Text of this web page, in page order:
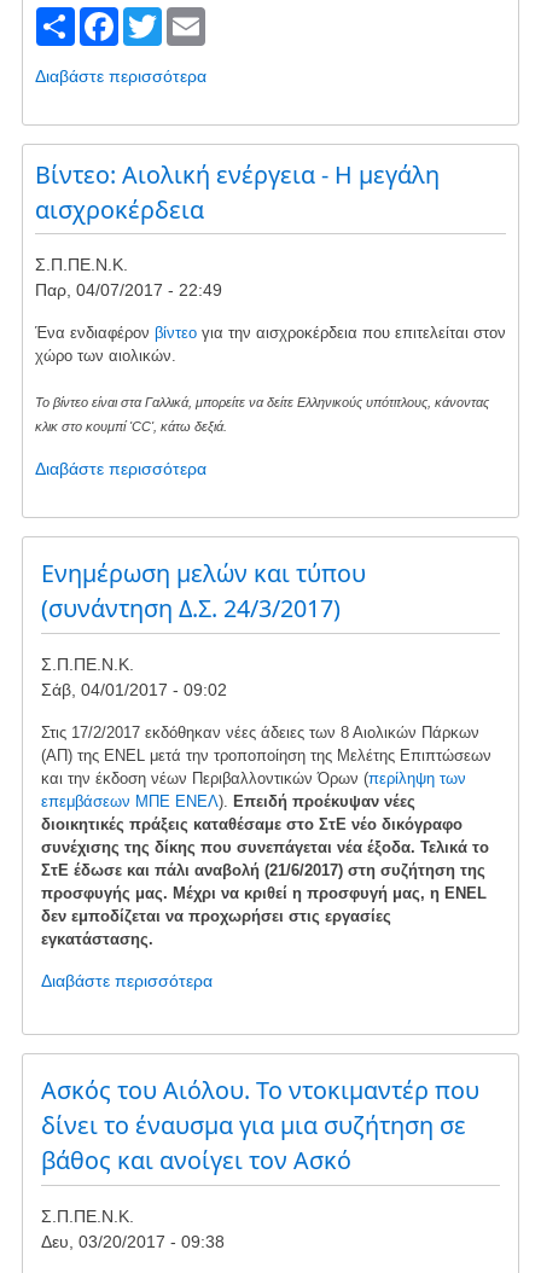
την
αιολικών
S
h
e
F
a
c
e
b
o
o
k
T
wi
er
E
m
Διαβάστε περισσότεραγια
Μία
για
Βίντεο: Αιολική ενέργεια - Η μεγάλη
αισχροκέρδεια
Σ.Π.ΠΕ.Ν.Κ.
Παρ, 04/07/2017 - 22:49
Ένα ενδιαφέρον βίντεογια την αισχροκέρδεια που επιτελείται στον
χώρο των αιολικών.
Το βίντεο είναι στα Γαλλικά, μπορείτε να δείτε Ελληνικούς υπότιτλους, κάνοντας
κλικ στο κουμπί 'CC', κάτω δεξιά.
Διαβάστε περισσότεραγια
Βίντεο:
ενέργεια
-
Η
Ενημέρωση μελών και τύπου
(συνάντηση Δ.Σ. 24/3/2017)
Σ.Π.ΠΕ.Ν.Κ.
Σάβ, 04/01/2017 - 09:02
Στις 17/2/2017 εκδόθηκαν νέες άδειες των 8 Αιολικών Πάρκων
(ΑΠ) της ΕΝΕL μετά την τροποποίηση της Μελέτης Επιπτώσεων
και την έκδοση νέων Περιβαλλοντικών Όρων (περίληψη των
επεμβάσεων ΜΠΕ ΕΝΕΛ). Επειδή προέκυψαν νέες
διοικητικές πράξεις καταθέσαμε στο ΣτΕ νέο δικόγραφο
συνέχισης της δίκης που συνεπάγεται νέα έξοδα. Τελικά το
ΣτΕ έδωσε και πάλι αναβολή (21/6/2017) στη συζήτηση της
προσφυγής μας. Μέχρι να κριθεί η προσφυγή μας, η ΕΝΕL
δεν εμποδίζεται να προχωρήσει στις εργασίες
εγκατάστασης.
Διαβάστε περισσότεραγια
Ενημέρωση
μελών
και
(συνάντηση
Δ.Σ.
24/3/2017)
Ασκός του Αιόλου. Το ντοκιμαντέρ που
δίνει το έναυσμα για μια συζήτηση σε
βάθος και ανοίγει τον Ασκό
Σ.Π.ΠΕ.Ν.Κ.
Δευ, 03/20/2017 - 09:38